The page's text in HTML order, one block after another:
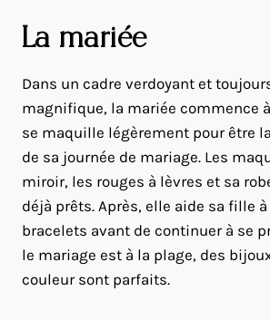
La mariée
Dans un cadre verdoyant et
magnifique, la mariée commence
se maquille légèrement pour être
de sa journée de mariage. Les
miroir, les rouges à lèvres et sa
déjà prêts. Après, elle aide sa fille
bracelets avant de continuer à se
le mariage est à la plage, des
couleur sont parfaits.